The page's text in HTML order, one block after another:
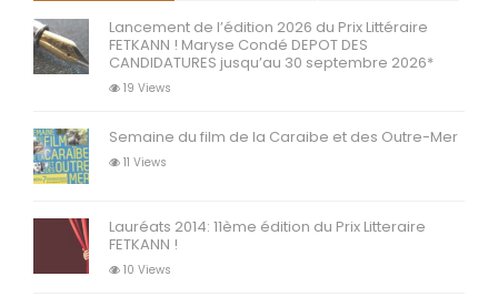
Lancement de l’édition 2026 du Prix Littéraire
FETKANN ! Maryse Condé DEPOT DES
CANDIDATURES jusqu’au 30 septembre 2026*
19 Views
Semaine du film de la Caraibe et des Outre-Mer
11 Views
Lauréats 2014: 11ème édition du Prix Litteraire
FETKANN !
10 Views